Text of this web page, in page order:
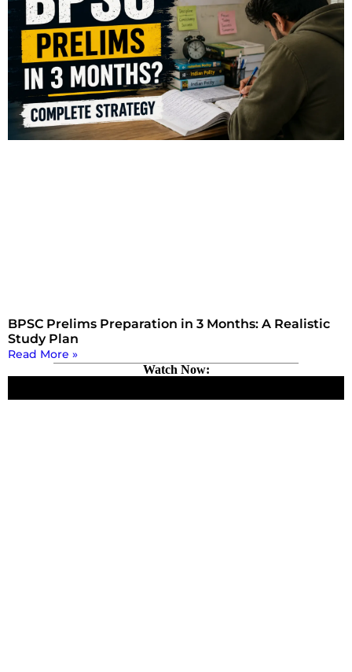
BPSC Prelims Preparation in 3 Months: A Realistic
Study Plan
Read More »
Watch Now: